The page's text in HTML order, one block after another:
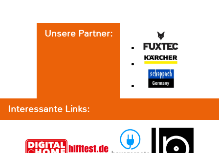
Unsere Partner:
Interessante Links: